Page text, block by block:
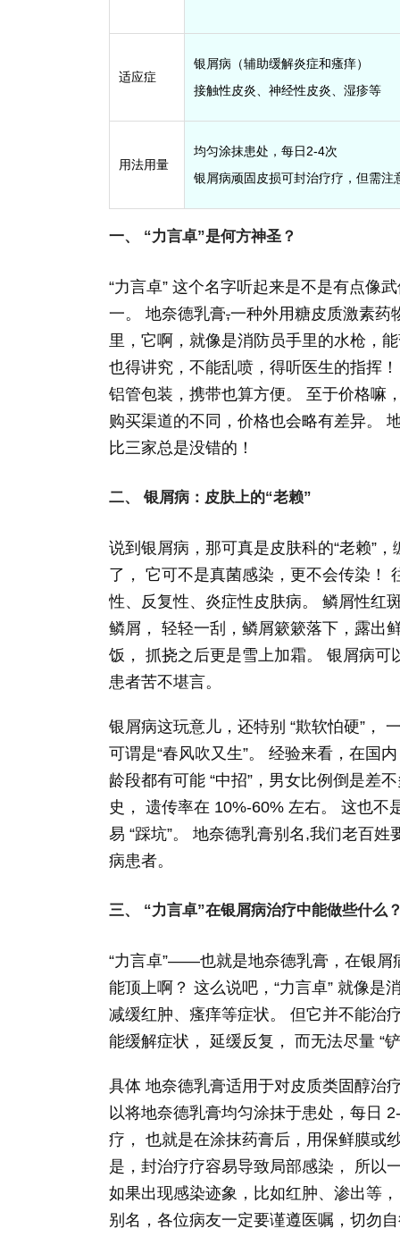
适应症
银屑病（辅助缓解炎症和瘙痒）
接触性皮炎、神经性皮炎、湿疹等
用法用量
均匀涂抹患处，每日2-4次
银屑病顽固皮损可封治疗疗，但需注
一、 “力言卓”是何方神圣？
“力言卓” 这个名字听起来是不是有点像
一。 地奈德乳膏,一种外用糖皮质激素药
里，它啊，就像是消防员手里的水枪，
也得讲究，不能乱喷，得听医生的指挥
铝管包装，携带也算方便。 至于价格嘛
购买渠道的不同，价格也会略有差异。
比三家总是没错的！
二、 银屑病：皮肤上的“老赖”
说到银屑病，那可真是皮肤科的“老赖”
了， 它可不是真菌感染，更不会传染！
性、反复性、炎症性皮肤病。 鳞屑性红
鳞屑， 轻轻一刮，鳞屑簌簌落下，露出
饭， 抓挠之后更是雪上加霜。 银屑病
患者苦不堪言。
银屑病这玩意儿，还特别 “欺软怕硬”，
可谓是“春风吹又生”。 经验来看，在国
龄段都有可能 “中招”，男女比例倒是差
史， 遗传率在 10%-60% 左右。 这也
易 “踩坑”。 地奈德乳膏别名,我们老百
病患者。
三、 “力言卓”在银屑病治疗中能做些什么
“力言卓”——也就是地奈德乳膏，在银屑
能顶上啊？ 这么说吧，“力言卓” 就像是
减缓红肿、瘙痒等症状。 但它并不能治
能缓解症状， 延缓反复， 而无法尽量 “
具体 地奈德乳膏适用于对皮质类固醇治
以将地奈德乳膏均匀涂抹于患处，每日
疗， 也就是在涂抹药膏后，用保鲜膜或
是，封治疗疗容易导致局部感染， 所以
如果出现感染迹象，比如红肿、渗出等
别名，各位病友一定要谨遵医嘱，切勿